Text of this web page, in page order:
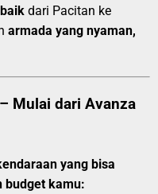
dari Pacitan ke
armada yang nyaman,
Mulai dari Avanza
yang bisa
budget kamu: